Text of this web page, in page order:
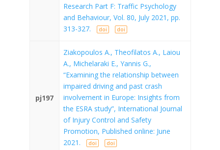
Research Part F: Traffic Psychology
and Behaviour, Vol. 80, July 2021, pp.
313-327.
doi doi
pj197
Ziakopoulos A., Theofilatos A., Laiou
A., Michelaraki E., Yannis G.,
“Examining the relationship between
impaired driving and past crash
involvement in Europe: Insights from
the ESRA study”, International Journal
of Injury Control and Safety
Promotion, Published online: June
2021.
doi doi